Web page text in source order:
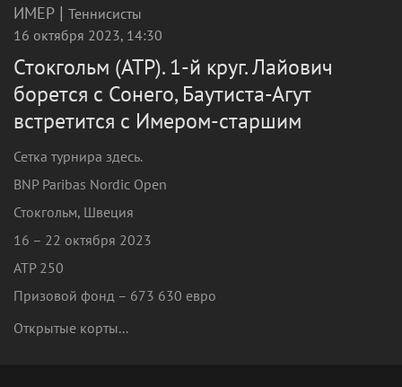
ИМЕР | Теннисисты
16 октября 2023, 14:30
Стокгольм (ATP). 1-й круг. Лайович
борется с Сонего, Баутиста-Агут
встретится с Имером-старшим
Сетка турнира здесь.
BNP Paribas Nordic Open
Стокгольм, Швеция
16 – 22 октября 2023
ATP 250
Призовой фонд – 673 630 евро
Открытые корты...